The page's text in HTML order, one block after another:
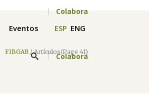
Eventos ESP ENG
Colabora
Colabora
FIBGAR /Artículos(Page 41)